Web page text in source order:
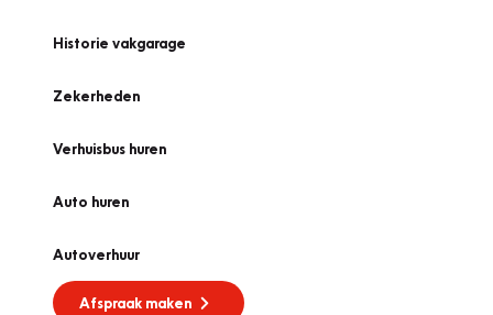
Historie vakgarage
Zekerheden
Verhuisbus huren
Auto huren
Autoverhuur
Afspraak maken